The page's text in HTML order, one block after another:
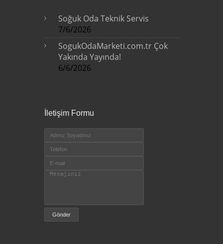
Soğuk Oda Teknik Servis
7/6/2026
SogukOdaMarketi.com.tr Çok
Yakında Yayında!
6/6/2026
İletişim Formu